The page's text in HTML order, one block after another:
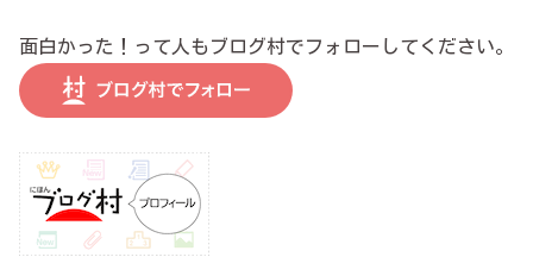
面白かった！って人もブログ村でフォローしてください。